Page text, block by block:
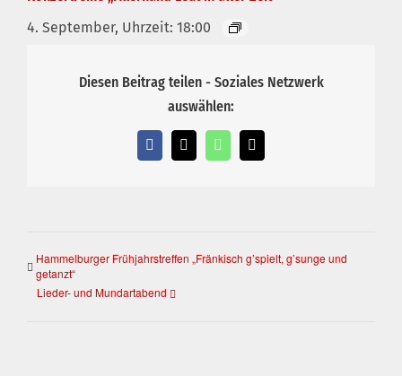
4. September, Uhrzeit: 18:00
Diesen Beitrag teilen - Soziales Netzwerk
auswählen:
Facebook
X WhatsApp
E-
Mail
Hammelburger Frühjahrstreffen „Fränkisch g’spielt, g’sunge und
getanzt“
Lieder- und Mundartabend